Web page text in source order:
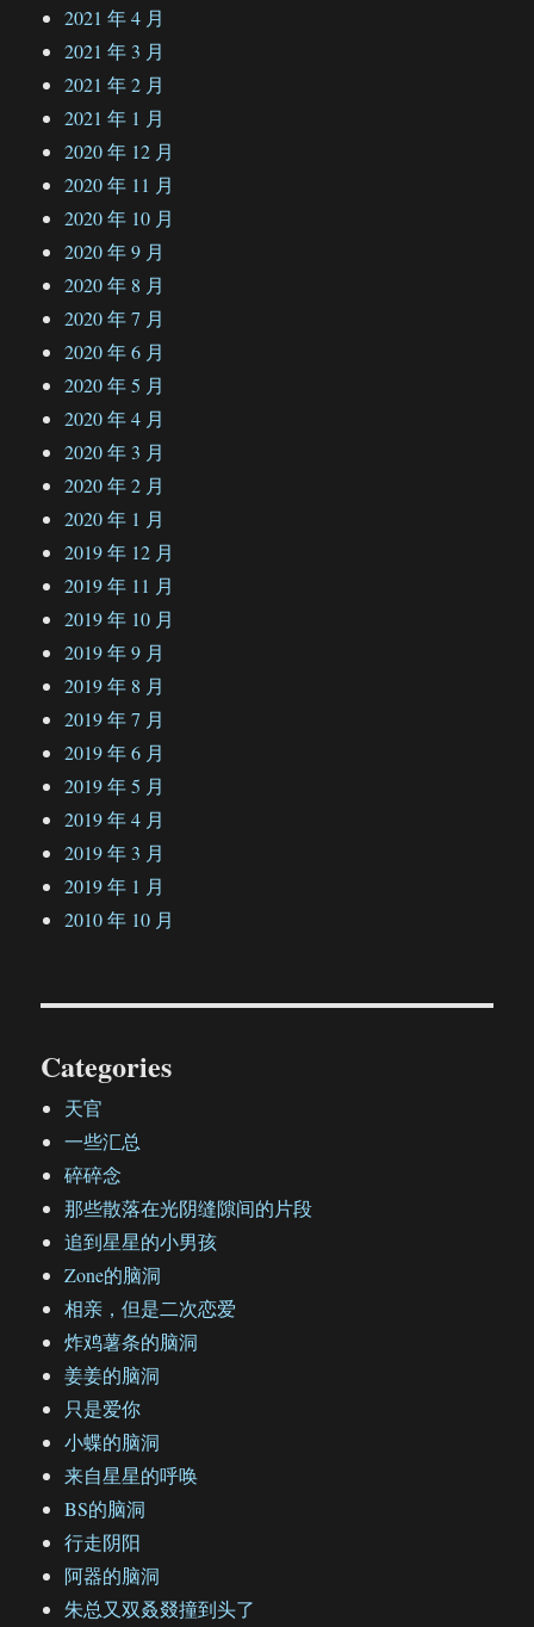
2021 年 4 月
2021 年 3 月
2021 年 2 月
2021 年 1 月
2020 年 12 月
2020 年 11 月
2020 年 10 月
2020 年 9 月
2020 年 8 月
2020 年 7 月
2020 年 6 月
2020 年 5 月
2020 年 4 月
2020 年 3 月
2020 年 2 月
2020 年 1 月
2019 年 12 月
2019 年 11 月
2019 年 10 月
2019 年 9 月
2019 年 8 月
2019 年 7 月
2019 年 6 月
2019 年 5 月
2019 年 4 月
2019 年 3 月
2019 年 1 月
2010 年 10 月
Categories
天官
一些汇总
碎碎念
那些散落在光阴缝隙间的片段
追到星星的小男孩
Zone的脑洞
相亲，但是二次恋爱
炸鸡薯条的脑洞
姜姜的脑洞
只是爱你
小蝶的脑洞
来自星星的呼唤
BS的脑洞
行走阴阳
阿器的脑洞
朱总又双叒叕撞到头了